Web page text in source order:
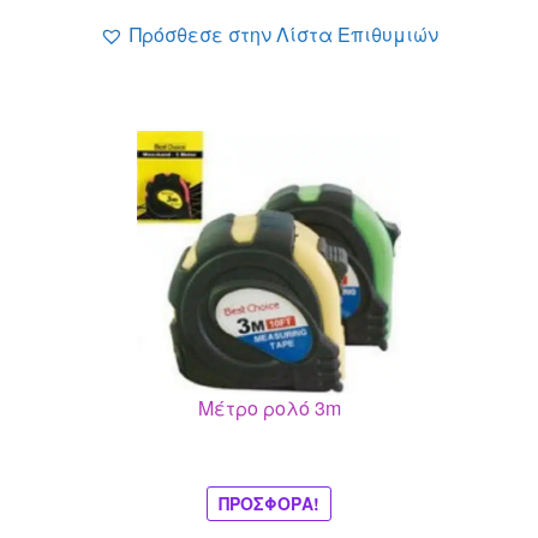
Πρόσθεσε στην Λίστα Επιθυμιών
Μέτρο ρολό 3m
ΠΡΟΣΦΟΡΆ!